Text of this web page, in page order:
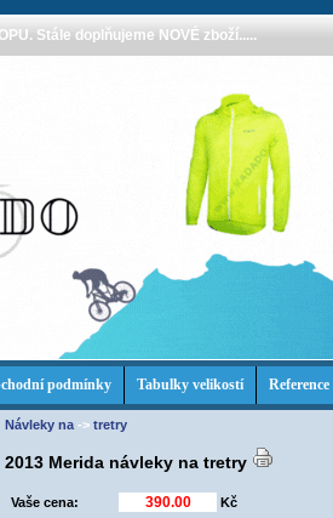
Stále doplňujeme NOVÉ zboží.....
podmínky Tabulky velikostí Reference
Návleky na -> tretry
2013 Merida návleky na tretry
Vaše cena:
Kč